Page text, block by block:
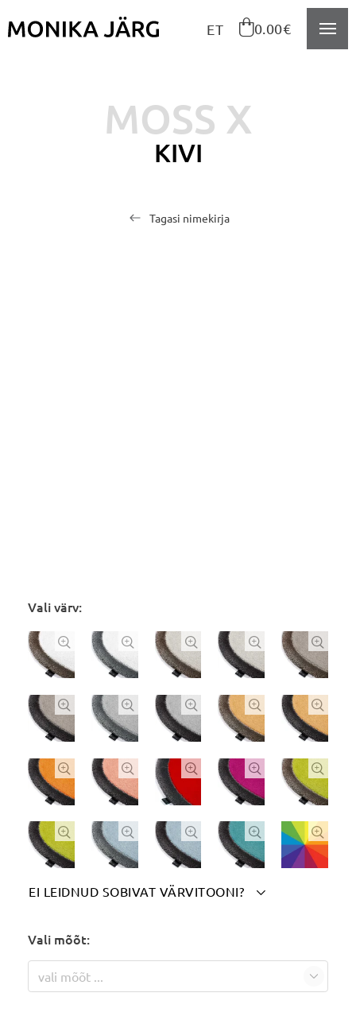
ET 0.00€
MOSS X
KIVI
Tagasi nimekirja
Vali värv:
    
    
    
    
EI LEIDNUD SOBIVAT VÄRVITOONI? 
Märgi siia soovitud värvitoon(id):
Vali mõõt:
vali mõõt ...